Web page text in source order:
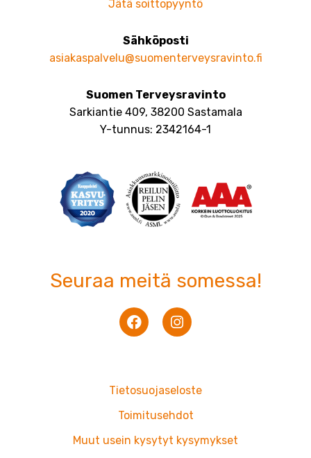
Jätä soittopyyntö
Sähköposti
asiakaspalvelu@suomenterveysravinto.fi
Suomen Terveysravinto
Sarkiantie 409, 38200 Sastamala
Y-tunnus: 2342164-1
Seuraa meitä somessa!
F
a
o
k
I
n
g
a
Tietosuojaseloste
Toimitusehdot
Muut usein kysytyt kysymykset